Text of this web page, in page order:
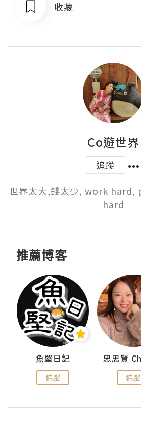
收藏
Co遊世界
追蹤
世界太大,錢太少, work
hard
推薦博客
魚堅日記
追蹤 追蹤